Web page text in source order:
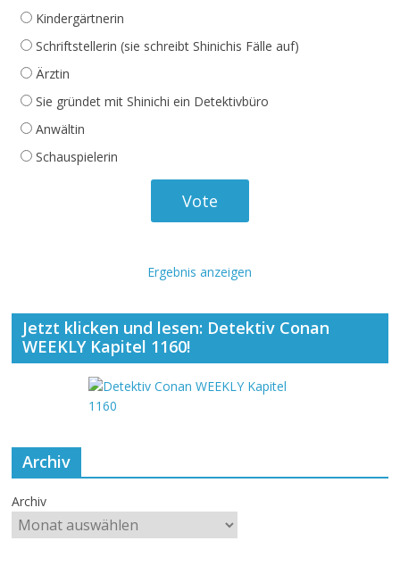
Kindergärtnerin
Schriftstellerin (sie schreibt Shinichis Fälle auf)
Ärztin
Sie gründet mit Shinichi ein Detektivbüro
Anwältin
Schauspielerin
Ergebnis anzeigen
Jetzt klicken und lesen: Detektiv Conan
WEEKLY Kapitel 1160!
Archiv
Archiv